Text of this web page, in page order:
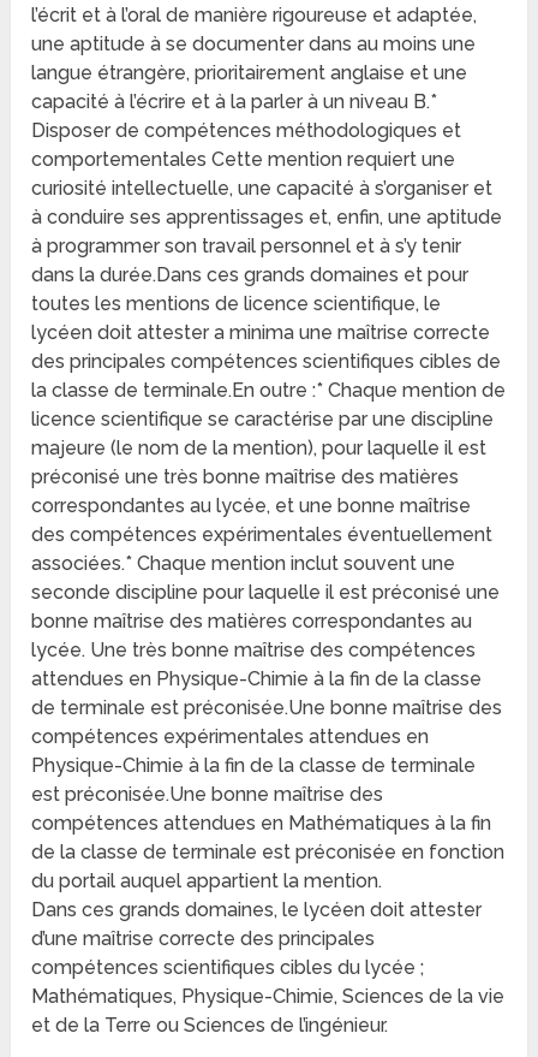
l’écrit et à l’oral de manière rigoureuse et adaptée,
une aptitude à se documenter dans au moins une
langue étrangère, prioritairement anglaise et une
capacité à l’écrire et à la parler à un niveau B.*
Disposer de compétences méthodologiques et
comportementales Cette mention requiert une
curiosité intellectuelle, une capacité à s’organiser et
à conduire ses apprentissages et, enfin, une aptitude
à programmer son travail personnel et à s’y tenir
dans la durée.Dans ces grands domaines et pour
toutes les mentions de licence scientifique, le
lycéen doit attester a minima une maîtrise correcte
des principales compétences scientifiques cibles de
la classe de terminale.En outre :* Chaque mention de
licence scientifique se caractérise par une discipline
majeure (le nom de la mention), pour laquelle il est
préconisé une très bonne maîtrise des matières
correspondantes au lycée, et une bonne maîtrise
des compétences expérimentales éventuellement
associées.* Chaque mention inclut souvent une
seconde discipline pour laquelle il est préconisé une
bonne maîtrise des matières correspondantes au
lycée. Une très bonne maîtrise des compétences
attendues en Physique-Chimie à la fin de la classe
de terminale est préconisée.Une bonne maîtrise des
compétences expérimentales attendues en
Physique-Chimie à la fin de la classe de terminale
est préconisée.Une bonne maîtrise des
compétences attendues en Mathématiques à la fin
de la classe de terminale est préconisée en fonction
du portail auquel appartient la mention.
Dans ces grands domaines, le lycéen doit attester
d’une maîtrise correcte des principales
compétences scientifiques cibles du lycée ;
Mathématiques, Physique-Chimie, Sciences de la vie
et de la Terre ou Sciences de l’ingénieur.